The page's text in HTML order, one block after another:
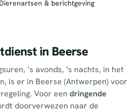
& berichtgeving
in Beerse
’s avonds, ’s nachts, in het
is er in Beerse (Antwerpen) voor
Voor een dringende
doorverwezen naar de